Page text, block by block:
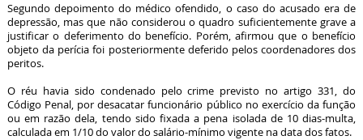
Segundo depoimento do médico ofendido, o caso do acusado era de
depressão, mas que não considerou o quadro suficientemente grave a
justificar o deferimento do benefício. Porém, afirmou que o benefício
objeto da perícia foi posteriormente deferido pelos coordenadores dos
peritos.
O réu havia sido condenado pelo crime previsto no artigo 331, do
Código Penal, por desacatar funcionário público no exercício da função
ou em razão dela, tendo sido fixada a pena isolada de 10 dias-multa,
calculada em 1/10 do valor do salário-mínimo vigente na data dos fatos.